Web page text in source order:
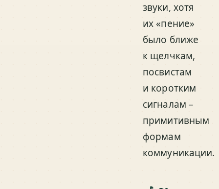
звуки, хотя
их «пение»
было ближе
к щелчкам,
посвистам
и коротким
сигналам –
примитивным
формам
коммуникации.